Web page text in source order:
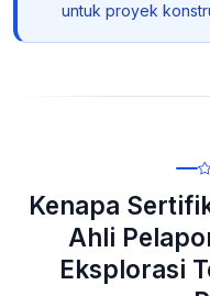
untuk proyek
Kenapa
Ahli
Eksplorasi